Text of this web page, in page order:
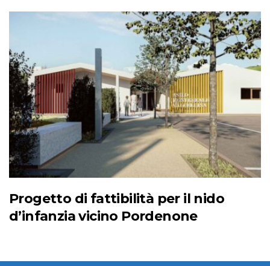
Progetto di fattibilità per il nido
d’infanzia vicino Pordenone